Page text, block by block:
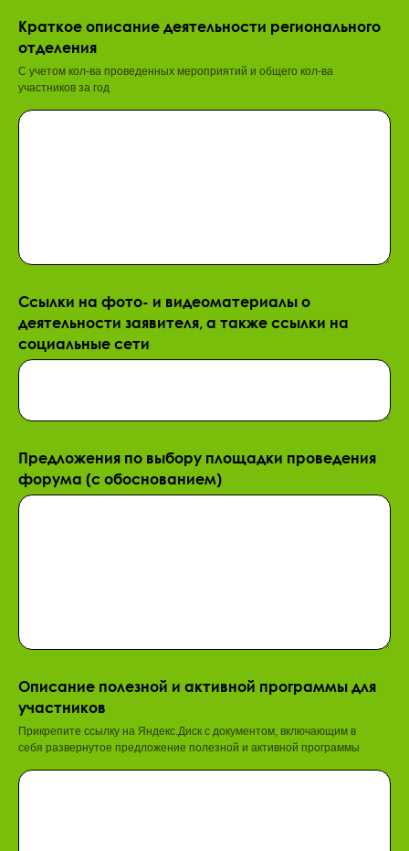
Краткое описание деятельности регионального
отделения
С учетом кол-ва проведенных мероприятий и общего кол-ва
участников за год
Ссылки на фото- и видеоматериалы о
деятельности заявителя, а также ссылки на
социальные сети
Предложения по выбору площадки проведения
форума (с обоснованием)
Описание полезной и активной программы для
участников
Прикрепите ссылку на Яндекс.Диск с документом, включающим в
себя развернутое предложение полезной и активной программы